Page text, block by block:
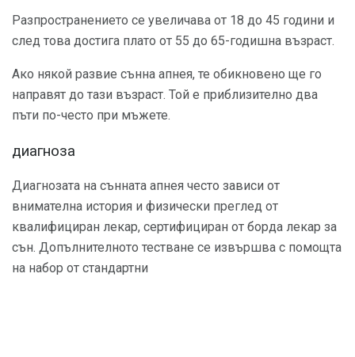
Разпространението се увеличава от 18 до 45 години и
след това достига плато от 55 до 65-годишна възраст.
Ако някой развие сънна апнея, те обикновено ще го
направят до тази възраст. Той е приблизително два
пъти по-често при мъжете.
диагноза
Диагнозата на сънната апнея често зависи от
внимателна история и физически преглед от
квалифициран лекар, сертифициран от борда лекар за
сън. Допълнителното тестване се извършва с помощта
на набор от стандартни